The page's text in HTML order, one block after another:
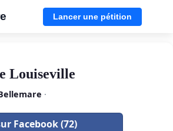
Lancer une pétition
Louiseville
·
Facebook (72)